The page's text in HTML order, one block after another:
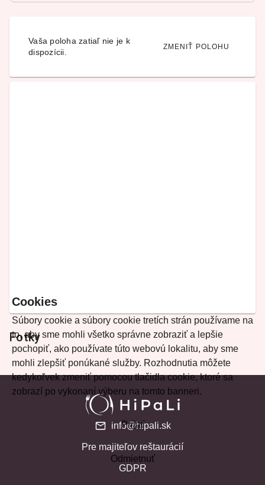
Vaša poloha zatiaľ nie je k
dispozícii.
ZMENIŤ POLOHU
Fotky
Cookies
Súbory cookie a súbory cookie tretích strán používame na
to, aby sme mohli všetko správne zobraziť a lepšie
pochopiť, ako používate túto webovú lokalitu, aby sme
mohli zlepšiť ponúkané služby. Rozhodnutia môžete
kedykoľvek zmeniť pomocou tlačidla cookie, ktoré sa
zobrazí po vykonaní výberu na tomto banneri.
Prijať
Odmietnuť
info@hipali.sk
Pre majiteľov reštaurácií
GDPR